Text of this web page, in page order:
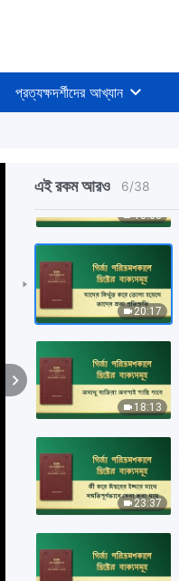
প্রত্যক্ষদর্শীদের আখ্যান
এই রকম আরও 6/38
13:08
20:17
18:13
23:37